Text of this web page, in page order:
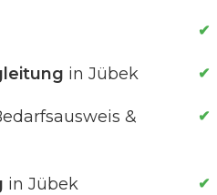
in Jübek
&
in Jübek